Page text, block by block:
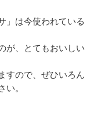
」は今使われている
が、とてもおいしい
すので、ぜひいろん
い。